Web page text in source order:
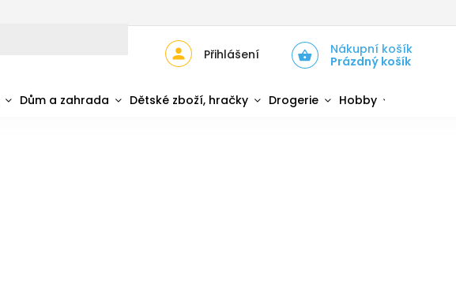
Nákupní košík
Prázdný košík
Přihlášení
Dům a zahrada Dětské zboží, hračky Drogerie Hobby